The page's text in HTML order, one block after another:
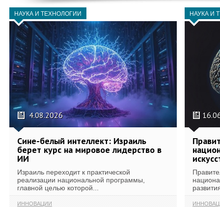
НАУКА И ТЕХНОЛОГИИ
4.08.2026
Сине-белый интеллект: Израиль
берет курс на мировое лидерство в
ИИ
Израиль переходит к практической
реализации национальной программы,
главной целью которой...
ИННОВАЦИИ
НАУКА И